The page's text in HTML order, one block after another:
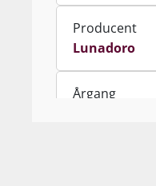
Producent
Lunadoro
Årgang